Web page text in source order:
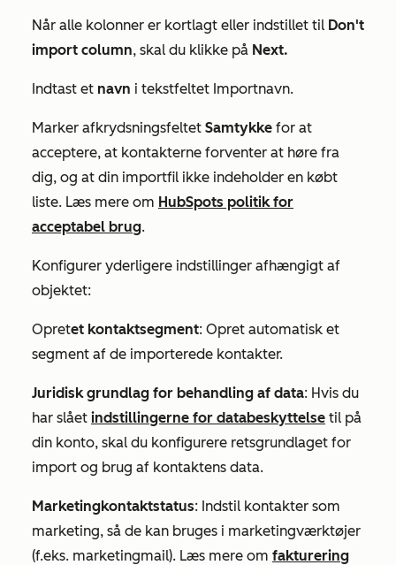
Når alle kolonner er kortlagt eller indstillet til Don't
import column, skal du klikke på Next.
Indtast et navn i tekstfeltet Importnavn.
Marker afkrydsningsfeltet Samtykke for at
acceptere, at kontakterne forventer at høre fra
dig, og at din importfil ikke indeholder en købt
liste. Læs mere om HubSpots politik for
acceptabel brug.
Konfigurer yderligere indstillinger afhængigt af
objektet:
Opretet kontaktsegment: Opret automatisk et
segment af de importerede kontakter.
Juridisk grundlag for behandling af data: Hvis du
har slået indstillingerne for databeskyttelse til på
din konto, skal du konfigurere retsgrundlaget for
import og brug af kontaktens data.
Marketingkontaktstatus: Indstil kontakter som
marketing, så de kan bruges i marketingværktøjer
(f.eks. marketingmail). Læs mere om fakturering